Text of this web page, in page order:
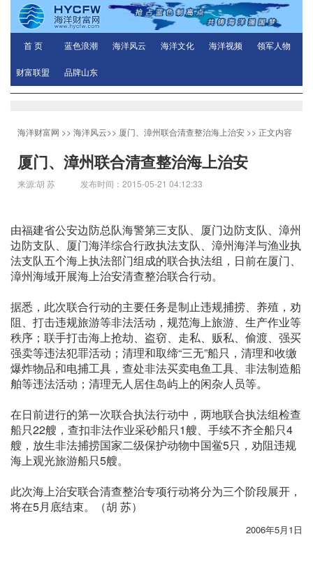
首 页 蓝色浪潮 海洋风云 海洋文化 海洋视频 领军人物
财富联盟 品牌山东
海洋财富网 >> 海洋风云>> 厦门、漳州联合清查整治海上治安 >> 正文内容
厦门、漳州联合清查整治海上治安
来源:胡 苏 发布时间：2015-05-21 04:12:33
由福建省公安边防总队海警第三支队、厦门边防支队、漳州
边防支队、厦门海洋综合行政执法支队、漳州海洋与渔业执
法支队五个海上执法部门组成的联合执法组，日前在厦门、
漳州海域开展海上治安清查整治联合行动。
据悉，此次联合行动的主要任务是制止违规捕捞、养殖，劝
阻、打击违规旅游等非法活动，规范海上旅游、生产作业等
秩序；联手打击海上抢劫、盗窃、走私、贩私、偷渡、强买
强卖等违法犯罪活动；清理和取缔“三无”船只，清理和收缴
爆炸物品和电捕工具，查处非法买卖电鱼工具、非法制造船
舶等违法活动；清理无人居住岛屿上的闲杂人员等。
在日前进行的第一次联合执法行动中，两地联合执法组检查
船只22艘，查扣非法作业采砂船只1艘、手续不齐全船只4
艘，放生非法捕捞国家二级保护动物中国鲎5只，劝阻违规
海上观光旅游船只5艘。
此次海上治安联合清查整治专项行动将分为三个阶段展开，
将在5月底结束。（胡 苏）
2006年5月1日